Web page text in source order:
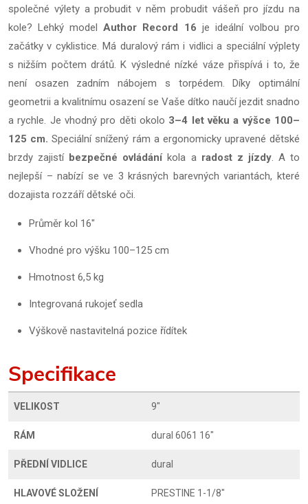
společné výlety a probudit v něm probudit vášeň pro jízdu na
kole? Lehký modelAuthor Record 16 je ideální volbou pro
začátky v cyklistice. Má duralový rám i vidlici a speciální výplety
s nižším počtem drátů. K výsledné nízké váze přispívá i to, že
není osazen zadním nábojem s torpédem. Díky optimální
geometrii a kvalitnímu osazení se Vaše dítko naučí jezdit snadno
a rychle. Je vhodný pro děti okolo 3–4 let věku a výšce 100–
125 cm. Speciální snížený rám a ergonomicky upravené dětské
brzdy zajistí bezpečné ovládáníkola a radost z jízdy. A to
nejlepší – nabízí se ve 3 krásných barevných variantách, které
dozajista rozzáří dětské oči.
Průměr kol 16"
Vhodné pro výšku 100–125 cm
Hmotnost 6,5 kg
Integrovaná rukojeť sedla
Výškově nastavitelná pozice řídítek
Specifikace
VELIKOST 9"
RÁM dural 6061 16"
PŘEDNÍ VIDLICE dural
HLAVOVÉ SLOŽENÍ PRESTINE 1-1/8"